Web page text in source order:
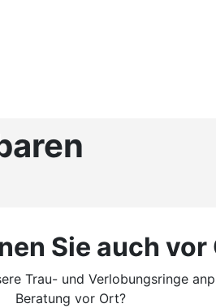
Sie auch
Trau- und Verlobungsringe
Beratung vor Ort?